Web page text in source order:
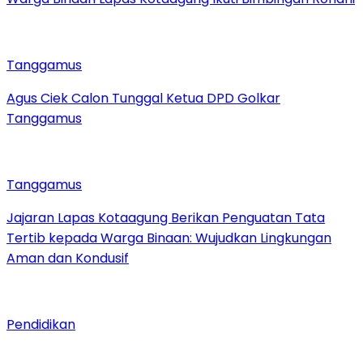
Tanggamus
Agus Ciek Calon Tunggal Ketua DPD Golkar
Tanggamus
Tanggamus
Jajaran Lapas Kotaagung Berikan Penguatan Tata
Tertib kepada Warga Binaan: Wujudkan Lingkungan
Aman dan Kondusif
Pendidikan